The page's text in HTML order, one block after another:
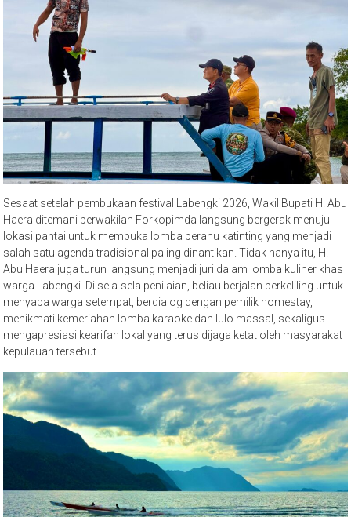
Sesaat setelah pembukaan festival Labengki 2026, Wakil Bupati H. Abu
Haera ditemani perwakilan Forkopimda langsung bergerak menuju
lokasi pantai untuk membuka lomba perahu katinting yang menjadi
salah satu agenda tradisional paling dinantikan. Tidak hanya itu, H.
Abu Haera juga turun langsung menjadi juri dalam lomba kuliner khas
warga Labengki. Di sela-sela penilaian, beliau berjalan berkeliling untuk
menyapa warga setempat, berdialog dengan pemilik homestay,
menikmati kemeriahan lomba karaoke dan lulo massal, sekaligus
mengapresiasi kearifan lokal yang terus dijaga ketat oleh masyarakat
kepulauan tersebut.